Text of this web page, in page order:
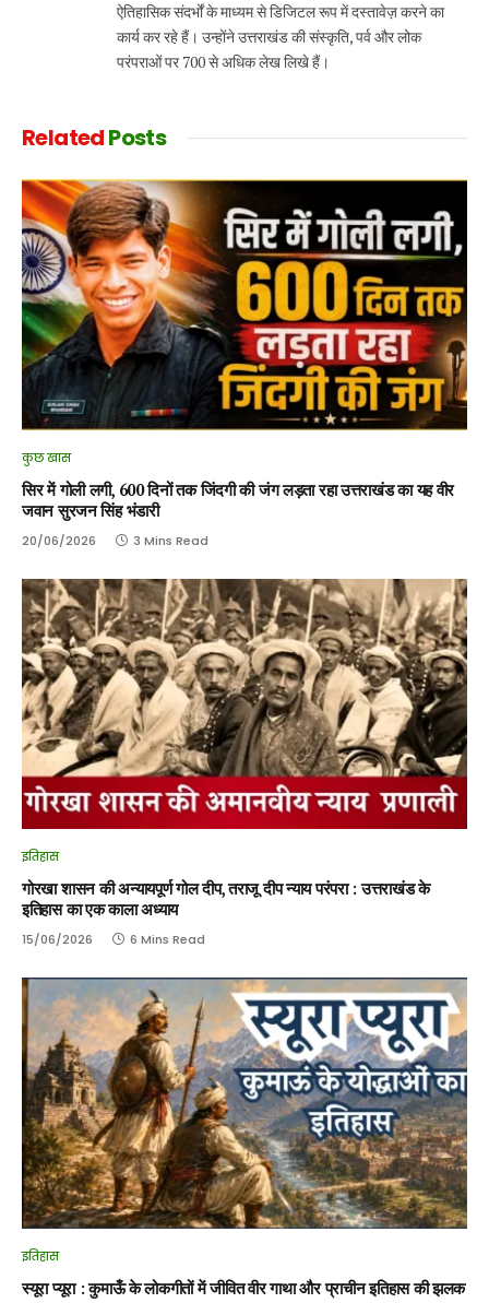
ऐतिहासिक संदर्भों के माध्यम से डिजिटल रूप में दस्तावेज़ करने का
कार्य कर रहे हैं। उन्होंने उत्तराखंड की संस्कृति, पर्व और लोक
परंपराओं पर 700 से अधिक लेख लिखे हैं।
RelatedPosts
कुछ खास
सिर में गोली लगी, 600 दिनों तक जिंदगी की जंग लड़ता रहा उत्तराखंड का यह वीर
जवान सुरजन सिंह भंडारी
20/06/2026 3 Mins Read
इतिहास
गोरखा शासन की अन्यायपूर्ण गोल दीप, तराजू दीप न्याय परंपरा : उत्तराखंड के
इतिहास का एक काला अध्याय
15/06/2026 6 Mins Read
इतिहास
स्यूरा प्यूरा : कुमाऊँ के लोकगीतों में जीवित वीर गाथा और प्राचीन इतिहास की झलक